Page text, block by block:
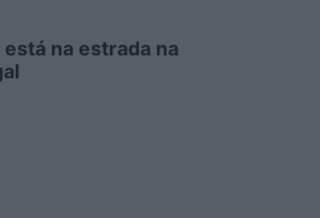
na estrada na